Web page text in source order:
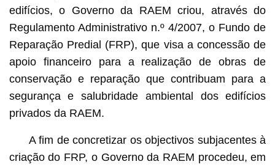
edifícios, o Governo da RAEM criou, através do
Regulamento Administrativo n.º 4/2007, o Fundo de
Reparação Predial (FRP), que visa a concessão de
apoio financeiro para a realização de obras de
conservação e reparação que contribuam para a
segurança e salubridade ambiental dos edifícios
privados da RAEM.
A fim de concretizar os objectivos subjacentes à
criação do FRP, o Governo da RAEM procedeu, em